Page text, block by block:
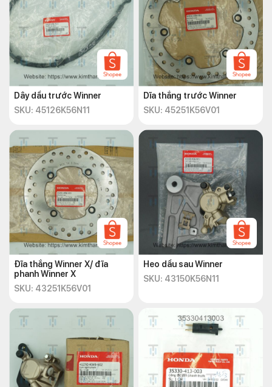
Dây dầu trước Winner
SKU: 45126K56N11
Dĩa thắng trước Winner
SKU: 45251K56V01
Đĩa thắng Winner X/ đĩa
phanh Winner X
SKU: 43251K56V01
Heo dầu sau Winner
SKU: 43150K56N11